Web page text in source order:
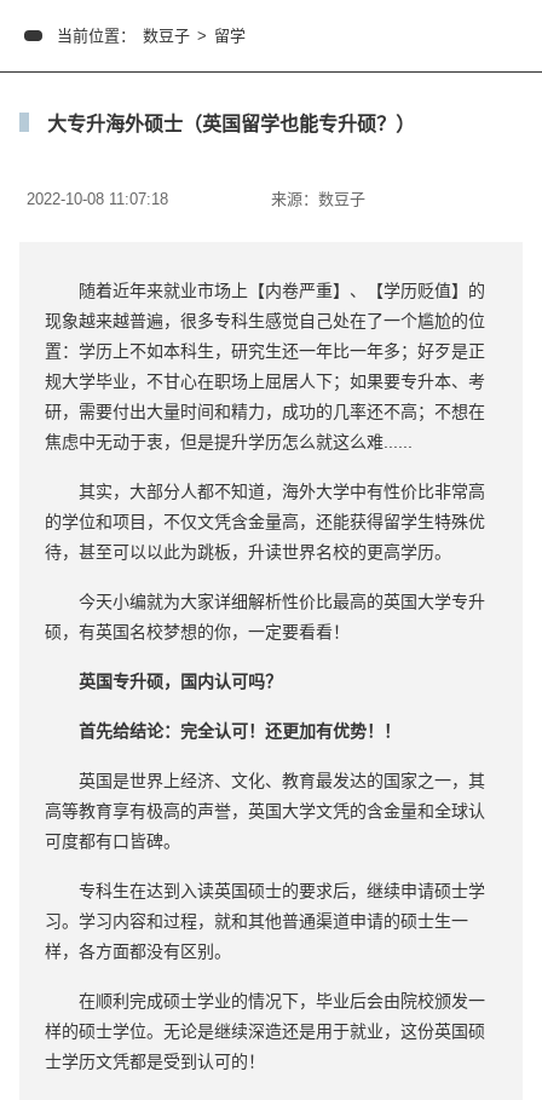
当前位置： 数豆子 > 留学
大专升海外硕士（英国留学也能专升硕？）
2022-10-08 11:07:18 来源： 数豆子
随着近年来就业市场上【内卷严重】、【学历贬值】的
现象越来越普遍，很多专科生感觉自己处在了一个尴尬的位
置：学历上不如本科生，研究生还一年比一年多；好歹是正
规大学毕业，不甘心在职场上屈居人下；如果要专升本、考
研，需要付出大量时间和精力，成功的几率还不高；不想在
焦虑中无动于衷，但是提升学历怎么就这么难......
其实，大部分人都不知道，海外大学中有性价比非常高
的学位和项目，不仅文凭含金量高，还能获得留学生特殊优
待，甚至可以以此为跳板，升读世界名校的更高学历。
今天小编就为大家详细解析性价比最高的英国大学专升
硕，有英国名校梦想的你，一定要看看！
英国专升硕，国内认可吗？
首先给结论：完全认可！还更加有优势！！
英国是世界上经济、文化、教育最发达的国家之一，其
高等教育享有极高的声誉，英国大学文凭的含金量和全球认
可度都有口皆碑。
专科生在达到入读英国硕士的要求后，继续申请硕士学
习。学习内容和过程，就和其他普通渠道申请的硕士生一
样，各方面都没有区别。
在顺利完成硕士学业的情况下，毕业后会由院校颁发一
样的硕士学位。无论是继续深造还是用于就业，这份英国硕
士学历文凭都是受到认可的！